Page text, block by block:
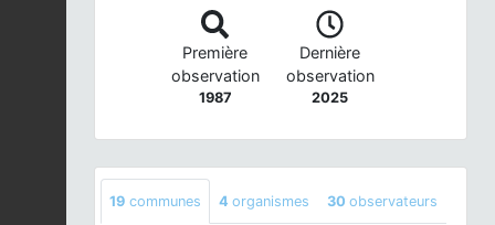
Première
observation
1987
Dernière
observation
2025
19 communes 4 organismes 30 observateurs